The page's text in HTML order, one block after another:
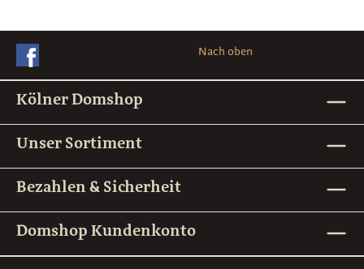
Nach oben
Kölner Domshop
Unser Sortiment
Bezahlen & Sicherheit
Domshop Kundenkonto